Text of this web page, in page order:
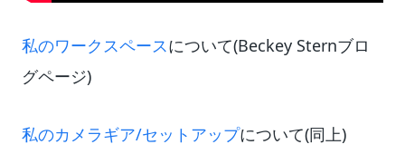
私のワークスペースについて(Beckey Sternブロ
グページ)
私のカメラギア/セットアップについて(同上)